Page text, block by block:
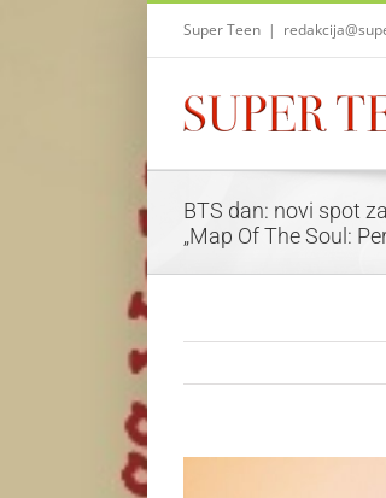
Super Teen |
BTS dan: novi spot
„Map Of The Soul: